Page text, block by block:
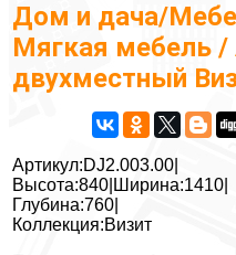
Дом и дача/
Мягкая мебель /
двухместный
Артикул:DJ2.003.00|
Высота:840|Ширина:1410|
Глубина:760|
Коллекция:Визит